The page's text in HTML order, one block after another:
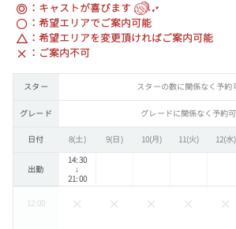
：キャストが喜びます
：希望エリアでご案内可能
：希望エリアを変更頂ければご案内可能
：ご案内不可
スター スターの数に関係なく予約
グレード
グレードに関係なく予約可
日付 8(土) 9(日) 10(月) 11(火) 12(水)
出勤
14:30
↓
21:00
12:00